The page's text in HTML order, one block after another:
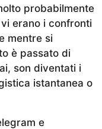
probabilmente
erano i confronti
mentre si
è passato di
son diventati i
istantanea o
e